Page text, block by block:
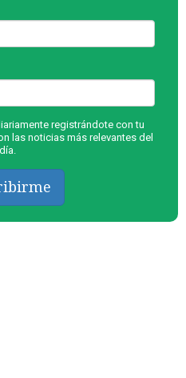
registrándote con tu
las noticias más relevantes del
día.